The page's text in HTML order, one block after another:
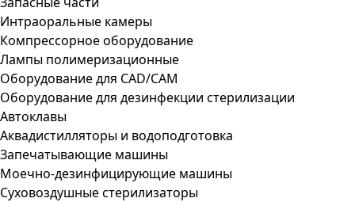
Интраоральные камеры
Компрессорное оборудование
Лампы полимеризационные
Оборудование для CAD/CAM
Оборудование для дезинфекции стерилизации
Автоклавы
Аквадистилляторы и водоподготовка
Запечатывающие машины
Моечно-дезинфицирующие машины
Суховоздушные стерилизаторы